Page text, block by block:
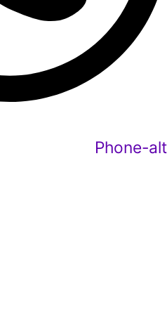
Phone-alt